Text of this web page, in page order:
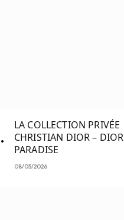
LA COLLECTION PRIVÉE
CHRISTIAN DIOR – DIOR
PARADISE
08/05/2026